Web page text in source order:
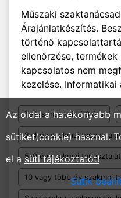
Műszaki
Árajánlatkészítés.
történő
ellenőrzése,
kapcsolatos nem
kezelése. Informatikai
Teljes munkaidő 8 óra
2-4 év szakmai tapasztalat
5-9 év szakmai tapasztalat
10 vagy több év szakmai
Az oldal a hatékonyabb
sütiket(cookie) használ.
el a süti tájékoztatót!
Sütik